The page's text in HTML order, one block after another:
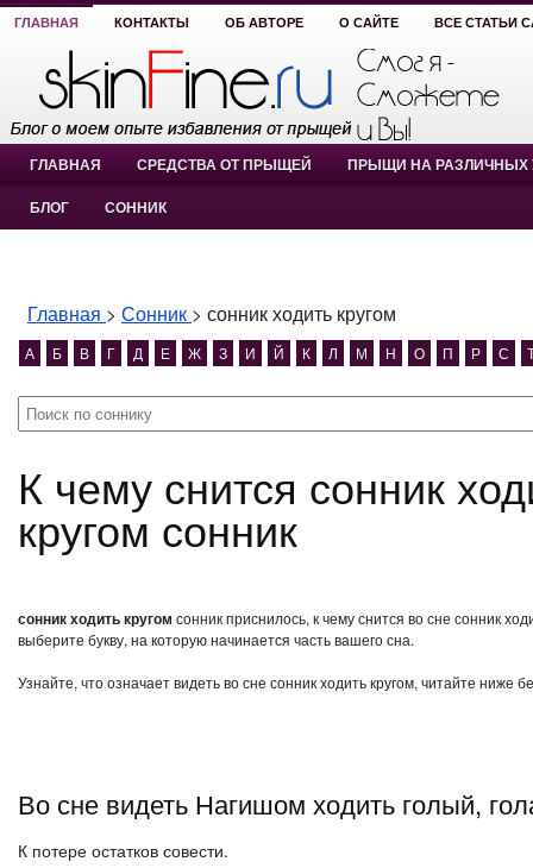
ГЛАВНАЯ КОНТАКТЫ ОБ АВТОРЕ О САЙТЕ ВСЕ СТАТЬИ
ГЛАВНАЯ СРЕДСТВА ОТ ПРЫЩЕЙ ПРЫЩИ НА РАЗЛИЧНЫХ
БЛОГ СОННИК
Главная > Сонник > сонник ходить кругом
А Б В Г Д Е Ж З И Й К Л М Н О П Р С
К чему снится сонник ходить кругом? сонник ходить
кругом сонник
сонник ходить кругом сонник приснилось, к чему снится во сне сонник
выберите букву, на которую начинается часть вашего сна.
Узнайте, что означает видеть во сне сонник ходить кругом, читайте ниже
Во сне видеть Нагишом ходить голый,
К потере остатков совести.